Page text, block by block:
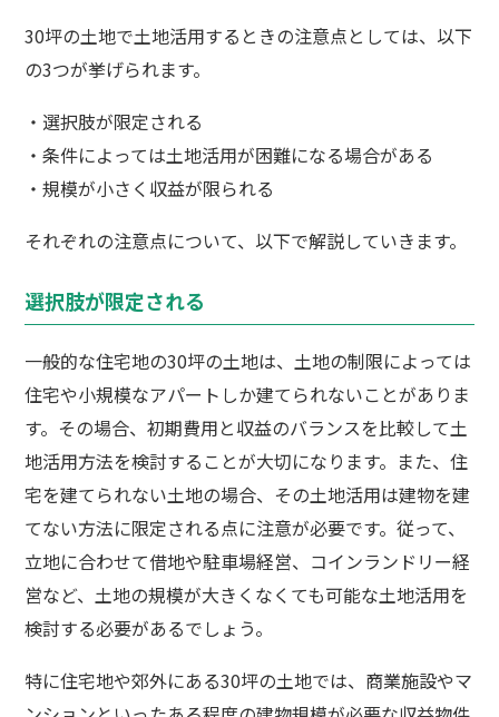
30坪の土地で土地活用するときの注意点としては、以下
の3つが挙げられます。
・選択肢が限定される
・条件によっては土地活用が困難になる場合がある
・規模が小さく収益が限られる
それぞれの注意点について、以下で解説していきます。
選択肢が限定される
一般的な住宅地の30坪の土地は、土地の制限によっては
住宅や小規模なアパートしか建てられないことがありま
す。その場合、初期費用と収益のバランスを比較して土
地活用方法を検討することが大切になります。また、住
宅を建てられない土地の場合、その土地活用は建物を建
てない方法に限定される点に注意が必要です。従って、
立地に合わせて借地や駐車場経営、コインランドリー経
営など、土地の規模が大きくなくても可能な土地活用を
検討する必要があるでしょう。
特に住宅地や郊外にある30坪の土地では、商業施設やマ